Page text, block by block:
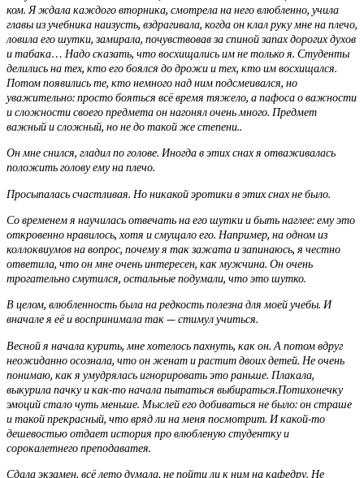
ком. Я ждала каждого вторника, смотрела на него влюбленно, учила
главы из учебника наизусть, вздрагивала, когда он клал руку мне на плечо,
ловила его шутки, замирала, почувствовав за спиной запах дорогих духов
и табака… Надо сказать, что восхищались им не только я. Студенты
делились на тех, кто его боялся до дрожи и тех, кто им восхищался.
Потом появились те, кто немного над ним подсмеивался, но
уважительно: просто бояться всё время тяжело, а пафоса о важности
и сложности своего предмета он нагонял очень много. Предмет
важный и сложный, но не до такой же степени..
Он мне снился, гладил по голове. Иногда в этих снах я отваживалась
положить голову ему на плечо.
Просыпалась счастливая. Но никакой эротики в этих снах не было.
Со временем я научилась отвечать на его шутки и быть наглее: ему это
откровенно нравилось, хотя и смущало его. Например, на одном из
коллоквиумов на вопрос, почему я так зажата и запинаюсь, я честно
ответила, что он мне очень интересен, как мужчина. Он очень
трогательно смутился, остальные подумали, что это шутко.
В целом, влюбленность была на редкость полезна для моей учебы. И
вначале я её и воспринимала так — стимул учиться.
Весной я начала курить, мне хотелось пахнуть, как он. А потом вдруг
неожиданно осознала, что он женат и растит двоих детей. Не очень
понимаю, как я умудрялась игнорировать это раньше. Плакала,
выкурила пачку и как-то начала пытаться выбираться.Потихонечку
эмоций стало чуть меньше. Мыслей его добиваться не было: он страше
и такой прекрасный, что вряд ли на меня посмотрит. И какой-то
дешевостью отдает история про влюбленую студентку и
сорокалетнего преподаватея.
Сдала экзамен, всё лето думала, не пойти ли к ним на кафедру. Не